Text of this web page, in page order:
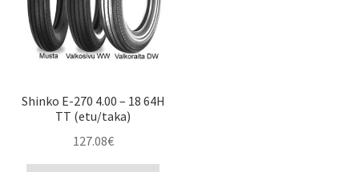
Shinko E-270 4.00 – 18 64H
TT (etu/taka)
127.08€